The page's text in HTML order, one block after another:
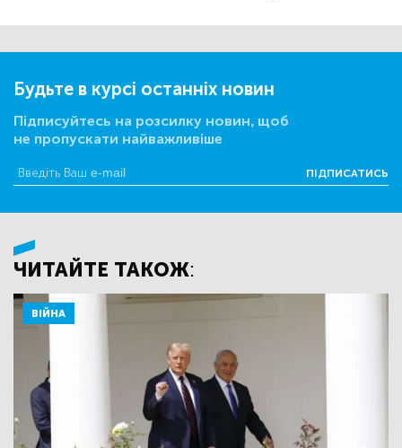
Будьте в курсі останніх новин
Підписуйтесь на розсилку новин, щоб
не пропускати найважливіше
ПІДПИСАТИСЬ
ЧИТАЙТЕ ТАКОЖ:
ВІЙНА